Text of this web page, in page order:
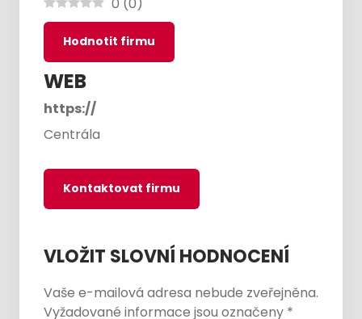
Hodnotit firmu
WEB
https://
Centrála
Kontaktovat firmu
VLOŽIT SLOVNÍ HODNOCENÍ
Vaše e-mailová adresa nebude zveřejněna.
Vyžadované informace jsou označeny *